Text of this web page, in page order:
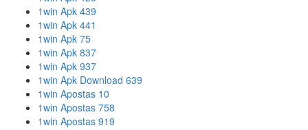
1win Apk 439
1win Apk 441
1win Apk 75
1win Apk 837
1win Apk 937
1win Apk Download 639
1win Apostas 10
1win Apostas 758
1win Apostas 919